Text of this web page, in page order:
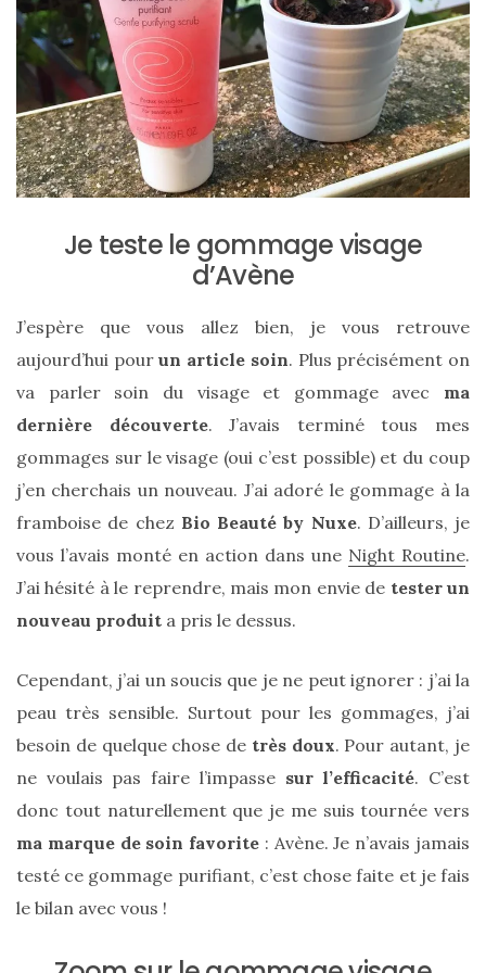
sac
en
soie
et
cuir
luxe
06/06/2026
Je teste le gommage visage
d’Avène
J’espère que vous allez bien, je vous retrouve
aujourd’hui pourun article soin. Plus précisément on
va parler soin du visage et gommage avec ma
dernière découverte. J’avais terminé tous mes
gommages sur le visage (oui c’est possible) et du coup
j’en cherchais un nouveau. J’ai adoré le gommage à la
framboise de chez Bio Beauté by Nuxe. D’ailleurs, je
vous l’avais monté en action dans une Night Routine.
J’ai hésité à le reprendre, mais mon envie de tester un
nouveau produit a pris le dessus.
Cependant, j’ai un soucis que je ne peut ignorer : j’ai la
peau très sensible. Surtout pour les gommages, j’ai
besoin de quelque chose de très doux. Pour autant, je
ne voulais pas faire l’impasse sur l’efficacité. C’est
donc tout naturellement que je me suis tournée vers
ma marque de soin favorite : Avène. Je n’avais jamais
testé ce gommage purifiant, c’est chose faite et je fais
le bilan avec vous !